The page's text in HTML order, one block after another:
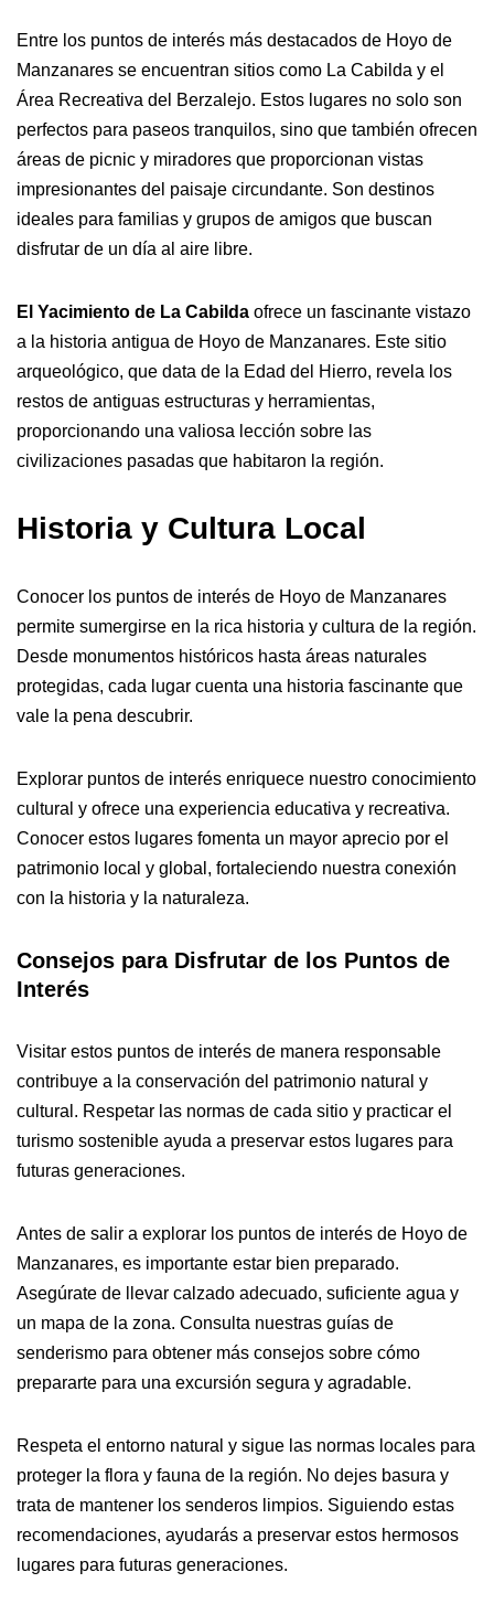
Entre los puntos de interés más destacados de Hoyo de
Manzanares se encuentran sitios como La Cabilda y el
Área Recreativa del Berzalejo. Estos lugares no solo son
perfectos para paseos tranquilos, sino que también ofrecen
áreas de picnic y miradores que proporcionan vistas
impresionantes del paisaje circundante. Son destinos
ideales para familias y grupos de amigos que buscan
disfrutar de un día al aire libre.
El Yacimiento de La Cabilda ofrece un fascinante vistazo
a la historia antigua de Hoyo de Manzanares. Este sitio
arqueológico, que data de la Edad del Hierro, revela los
restos de antiguas estructuras y herramientas,
proporcionando una valiosa lección sobre las
civilizaciones pasadas que habitaron la región.
Historia y Cultura Local
Conocer los puntos de interés de Hoyo de Manzanares
permite sumergirse en la rica historia y cultura de la región.
Desde monumentos históricos hasta áreas naturales
protegidas, cada lugar cuenta una historia fascinante que
vale la pena descubrir.
Explorar puntos de interés enriquece nuestro conocimiento
cultural y ofrece una experiencia educativa y recreativa.
Conocer estos lugares fomenta un mayor aprecio por el
patrimonio local y global, fortaleciendo nuestra conexión
con la historia y la naturaleza.
Consejos para Disfrutar de los Puntos de
Interés
Visitar estos puntos de interés de manera responsable
contribuye a la conservación del patrimonio natural y
cultural. Respetar las normas de cada sitio y practicar el
turismo sostenible ayuda a preservar estos lugares para
futuras generaciones.
Antes de salir a explorar los puntos de interés de Hoyo de
Manzanares, es importante estar bien preparado.
Asegúrate de llevar calzado adecuado, suficiente agua y
un mapa de la zona. Consulta nuestras guías de
senderismo para obtener más consejos sobre cómo
prepararte para una excursión segura y agradable.
Respeta el entorno natural y sigue las normas locales para
proteger la flora y fauna de la región. No dejes basura y
trata de mantener los senderos limpios. Siguiendo estas
recomendaciones, ayudarás a preservar estos hermosos
lugares para futuras generaciones.